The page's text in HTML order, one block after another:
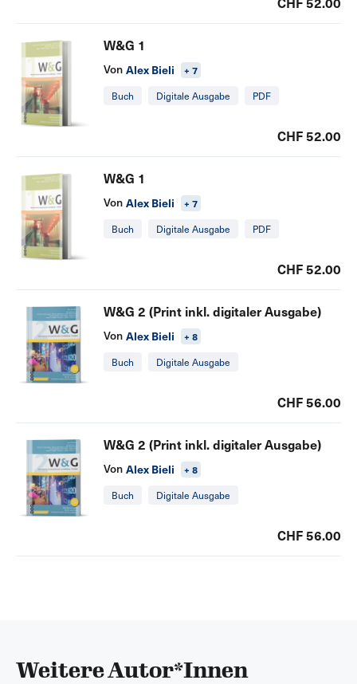
W&G 1
Von Alex Bieli
+ 7
Buch
Digitale Ausgabe PDF
CHF 52.00
W&G 1
Von Alex Bieli
+ 7
Buch
Digitale Ausgabe PDF
CHF 52.00
W&G 2 (Print inkl. digitaler Ausgabe)
Von Alex Bieli
+ 8
Buch
Digitale Ausgabe
CHF 56.00
W&G 2 (Print inkl. digitaler Ausgabe)
Von Alex Bieli
+ 8
Buch
Digitale Ausgabe
CHF 56.00
Weitere Autor*Innen